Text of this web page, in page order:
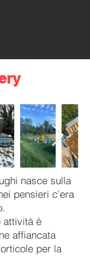
nasce sulla
pensieri c’era
attività è
affiancata
per la